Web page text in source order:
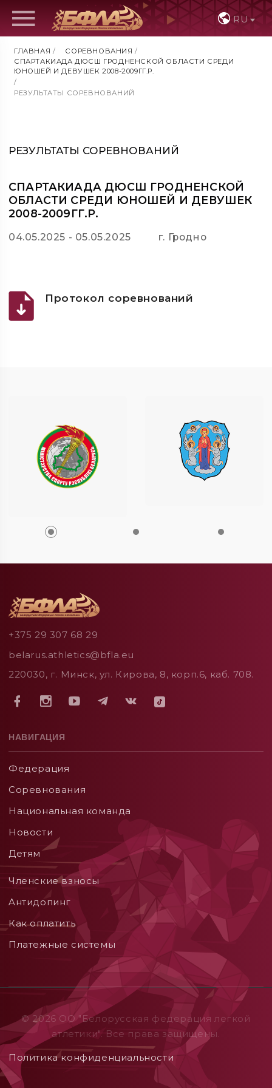
RU
ГЛАВНАЯ / СОРЕВНОВАНИЯ /
СПАРТАКИАДА ДЮСШ ГРОДНЕНСКОЙ ОБЛАСТИ СРЕДИ
ЮНОШЕЙ И ДЕВУШЕК 2008-2009ГГ.Р.
/
РЕЗУЛЬТАТЫ СОРЕВНОВАНИЙ
РЕЗУЛЬТАТЫ СОРЕВНОВАНИЙ
СПАРТАКИАДА ДЮСШ ГРОДНЕНСКОЙ
ОБЛАСТИ СРЕДИ ЮНОШЕЙ И ДЕВУШЕК
2008-2009ГГ.Р.
04.05.2025 - 05.05.2025 г. Гродно
Протокол соревнований
+375 29 307 68 29
belarus.athletics@bfla.eu
220030, г. Минск, ул. Кирова, 8, корп.6, каб. 708.
НАВИГАЦИЯ
Федерация
Соревнования
Национальная команда
Новости
Детям
Членские взносы
Aнтидопинг
Как оплатить
Платежные системы
© 2026 ОO "Белорусская федерация легкой
атлетики". Все права защищены.
Политика конфиденциальности